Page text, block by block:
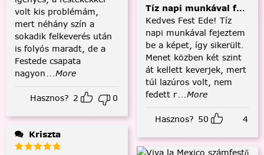
volt kis problémám,
mert néhány szín a
sokadik felkeverés után
is folyós maradt, de a
Festede csapata
nagyon ...More
Hasznos? 2 0
Kriszta
Tíz napi munkával
Kedves Fest Ede! Tíz
napi munkával fejeztem
be a képet, így sikerült.
Menet közben két szint
át kellett keverjek, mert
túl lazúros volt, nem
fedett r...More
Hasznos? 50 4